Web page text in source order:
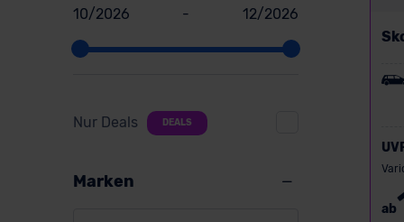
10/2026 - 12/2026
Nur Deals DEALS
Marken
ab